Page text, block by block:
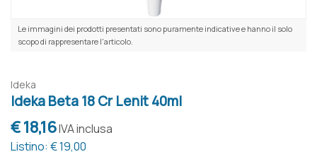
Le immagini dei prodotti presentati sono puramente indicative e hanno il solo
scopo di rappresentare l'articolo.
Ideka
Ideka Beta 18 Cr Lenit 40ml
€ 18,16IVA inclusa
Listino: € 19,00